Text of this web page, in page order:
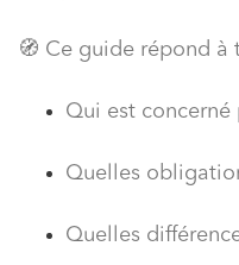
🧭 Ce guide répond à
Qui est concerné
Quelles
Quelles